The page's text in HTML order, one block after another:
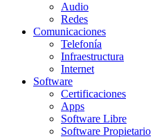
Audio
Redes
Comunicaciones
Telefonía
Infraestructura
Internet
Software
Certificaciones
Apps
Software Libre
Software Propietario